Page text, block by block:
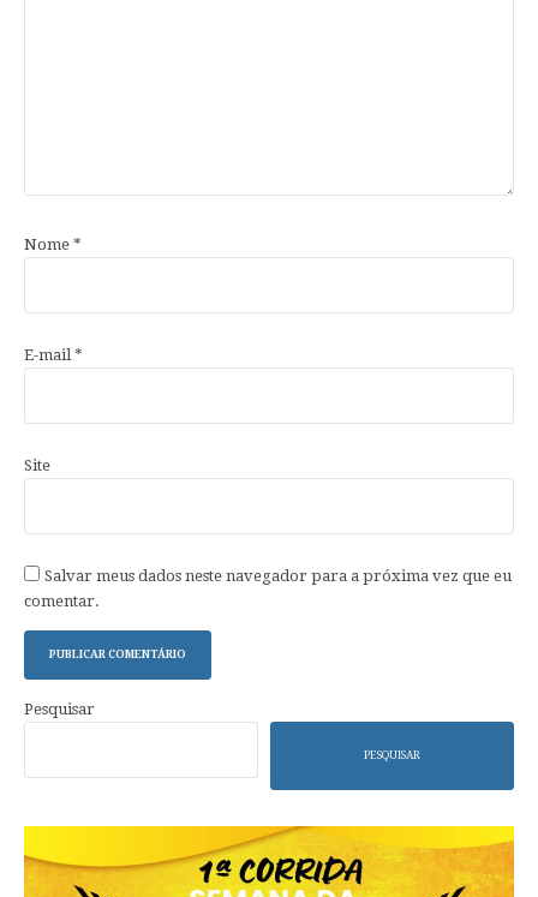
Nome *
E-mail*
Site
Salvar meus dados neste navegador para a próxima vez que eu
comentar.
Pesquisar
PESQUISAR